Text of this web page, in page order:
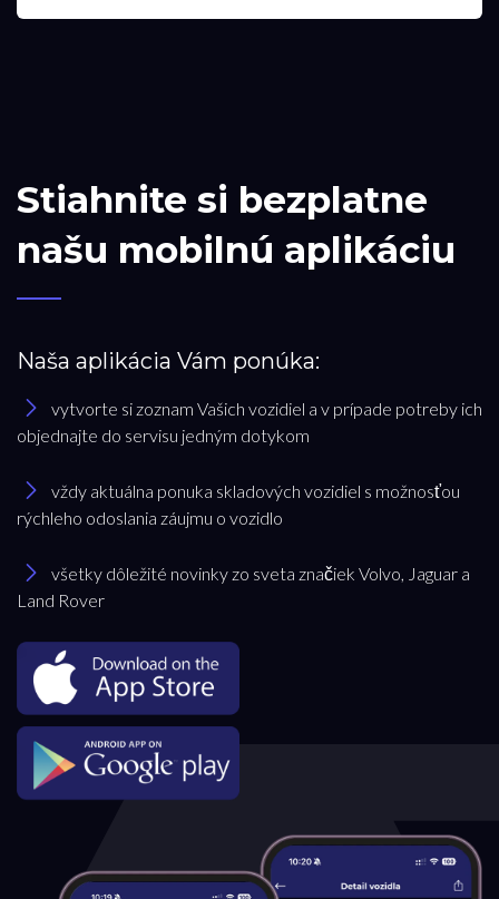
Stiahnite si bezplatne
našu mobilnú aplikáciu
Naša aplikácia Vám ponúka:
vytvorte si zoznam Vašich vozidiel a v prípade potreby ich
objednajte do servisu jedným dotykom
vždy aktuálna ponuka skladových vozidiel s možnosťou
rýchleho odoslania záujmu o vozidlo
všetky dôležité novinky zo sveta značiek Volvo, Jaguar a
Land Rover